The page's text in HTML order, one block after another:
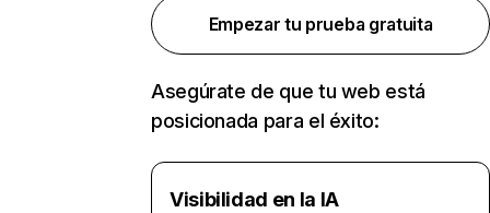
Empezar tu prueba gratuita
Asegúrate de que tu web está
posicionada para el éxito:
Visibilidad en la IA